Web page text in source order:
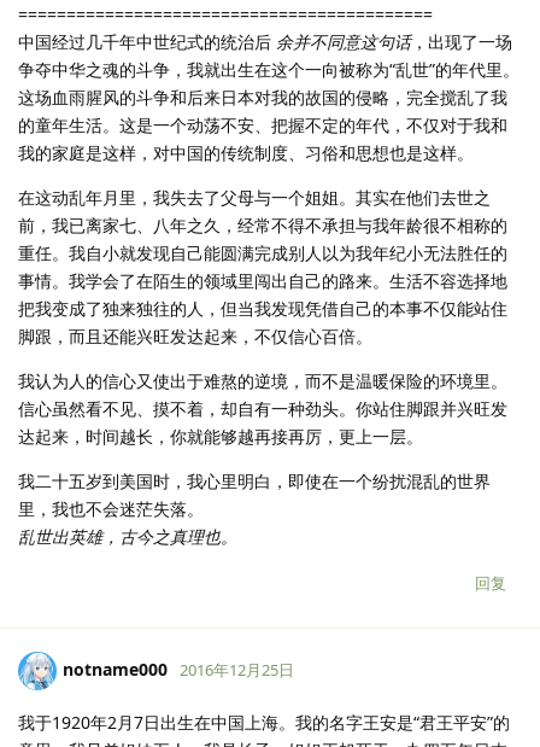
===========================================
中国经过几千年中世纪式的统治后 余并不同意这句话，出现了一场
争夺中华之魂的斗争，我就出生在这个一向被称为“乱世”的年代里。
这场血雨腥风的斗争和后来日本对我的故国的侵略，完全搅乱了我
的童年生活。这是一个动荡不安、把握不定的年代，不仅对于我和
我的家庭是这样，对中国的传统制度、习俗和思想也是这样。
在这动乱年月里，我失去了父母与一个姐姐。其实在他们去世之
前，我已离家七、八年之久，经常不得不承担与我年龄很不相称的
重任。我自小就发现自己能圆满完成别人以为我年纪小无法胜任的
事情。我学会了在陌生的领域里闯出自己的路来。生活不容选择地
把我变成了独来独往的人，但当我发现凭借自己的本事不仅能站住
脚跟，而且还能兴旺发达起来，不仅信心百倍。
我认为人的信心又使出于难熬的逆境，而不是温暖保险的环境里。
信心虽然看不见、摸不着，却自有一种劲头。你站住脚跟并兴旺发
达起来，时间越长，你就能够越再接再厉，更上一层。
我二十五岁到美国时，我心里明白，即使在一个纷扰混乱的世界
里，我也不会迷茫失落。
乱世出英雄，古今之真理也。
回复
notname000 2016年12月25日
我于1920年2月7日出生在中国上海。我的名字王安是“君王平安”的